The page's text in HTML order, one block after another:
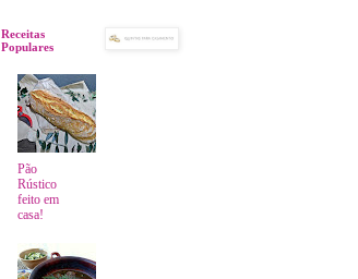
Receitas
Populares
Pão
Rústico
feito em
casa!